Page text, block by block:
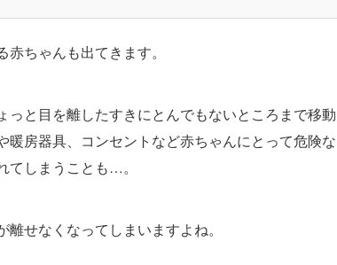
ちゃんも出てきます。
と目を離したすきにとんでもないところまで移動
房器具、コンセントなど赤ちゃんにとって危険な
てしまうことも…。
せなくなってしまいますよね。